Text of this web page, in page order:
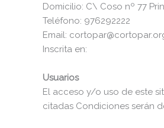
Domicilio: C\ Coso nº 77
Teléfono: 976292222
Email:
Inscrita en:
Usuarios
El acceso y/o uso de este
citadas Condiciones serán